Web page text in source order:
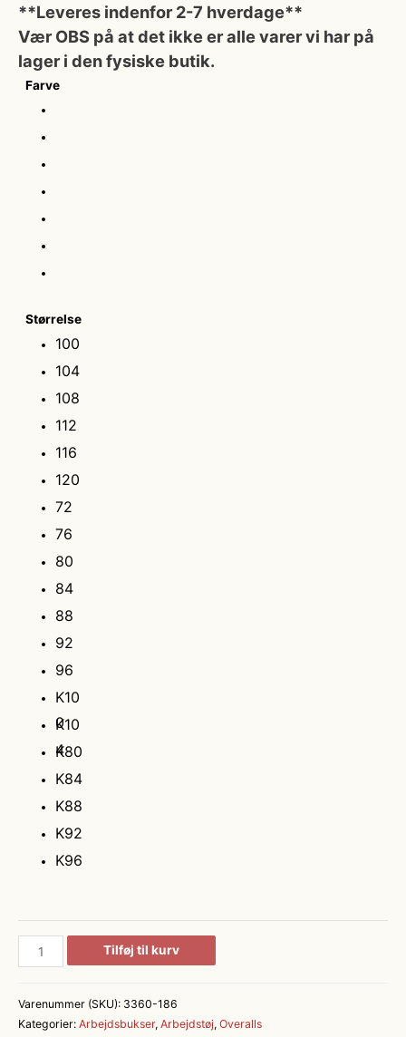
**Leveres indenfor 2-7 hverdage**
Vær OBS på at det ikke er alle varer vi har på
lager i den fysiske butik.
Farve
Størrelse
100
104
108
112
116
120
72
76
80
84
88
92
96
K10
0
K10
4
K80
K84
K88
K92
K96
F.Engel
X-
Strækbar
Tilføj til kurv
Varenummer (SKU): 3360-186
Kategorier: Arbejdsbukser, Arbejdstøj, Overalls